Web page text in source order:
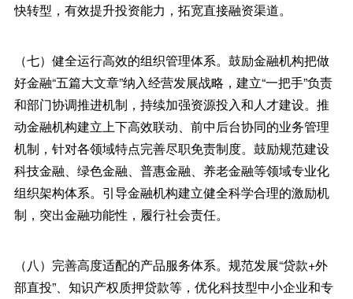
快转型，有效提升投资能力，拓宽直接融资渠道。
（七）健全运行高效的组织管理体系。鼓励金融机构把做
好金融“五篇大文章”纳入经营发展战略，建立“一把手”负责
和部门协调推进机制，持续加强资源投入和人才建设。推
动金融机构建立上下高效联动、前中后台协同的业务管理
机制，针对各领域特点完善尽职免责制度。鼓励规范建设
科技金融、绿色金融、普惠金融、养老金融等领域专业化
组织架构体系。引导金融机构建立健全科学合理的激励机
制，突出金融功能性，履行社会责任。
（八）完善高度适配的产品服务体系。规范发展“贷款+外
部直投”、知识产权质押贷款等，优化科技型中小企业和专